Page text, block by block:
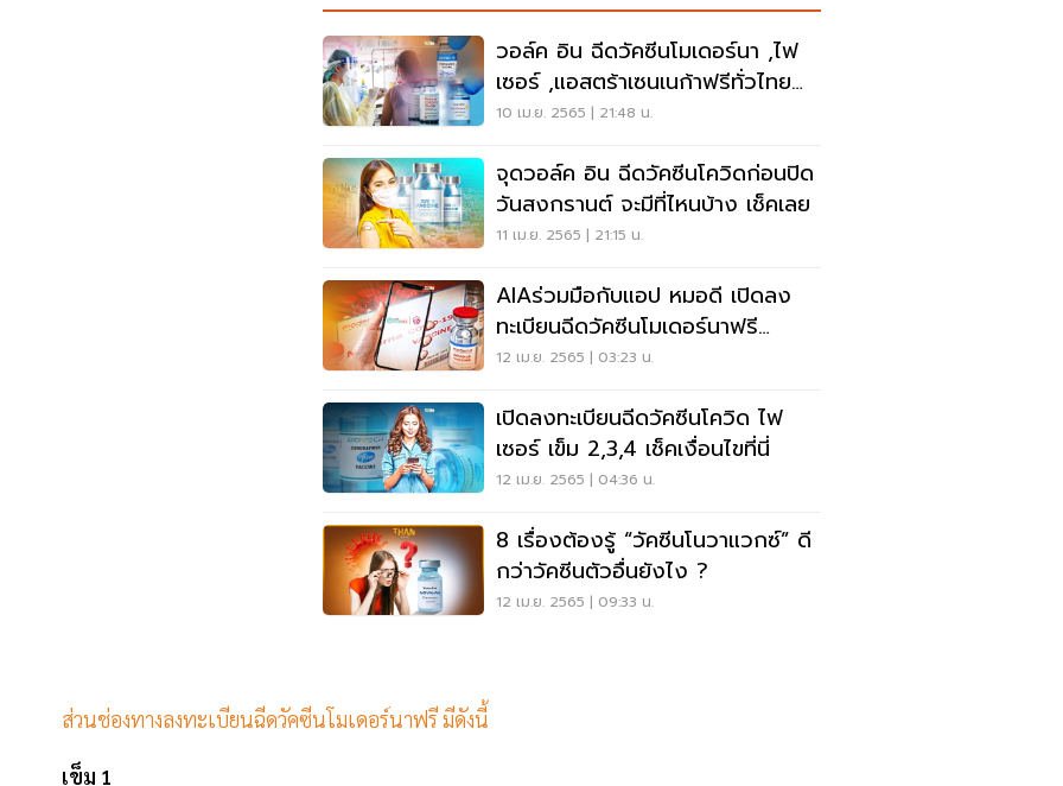
วอล์ค อิน ฉีดวัคซีนโมเดอร์นา ,ไฟ
เซอร์ ,แอสตร้าเซนเนก้าฟรีทั่วไทย
เช็คเลย
10 เม.ย. 2565 | 21:48 น.
จุดวอล์ค อิน ฉีดวัคซีนโควิดก่อนปิด
วันสงกรานต์ จะมีที่ไหนบ้าง เช็คเลย
11 เม.ย. 2565 | 21:15 น.
AIAร่วมมือกับแอป หมอดี เปิดลง
ทะเบียนฉีดวัคซีนโมเดอร์นาฟรี
จำนวน 1,000 สิทธิ
12 เม.ย. 2565 | 03:23 น.
เปิดลงทะเบียนฉีดวัคซีนโควิด ไฟ
เซอร์ เข็ม 2,3,4 เช็คเงื่อนไขที่นี่
12 เม.ย. 2565 | 04:36 น.
8 เรื่องต้องรู้ “วัคซีนโนวาแวกซ์” ดี
กว่าวัคซีนตัวอื่นยังไง ?
12 เม.ย. 2565 | 09:33 น.
ส่วนช่องทางลงทะเบียนฉีดวัคซีนโมเดอร์นาฟรี มีดังนี้
เข็ม 1